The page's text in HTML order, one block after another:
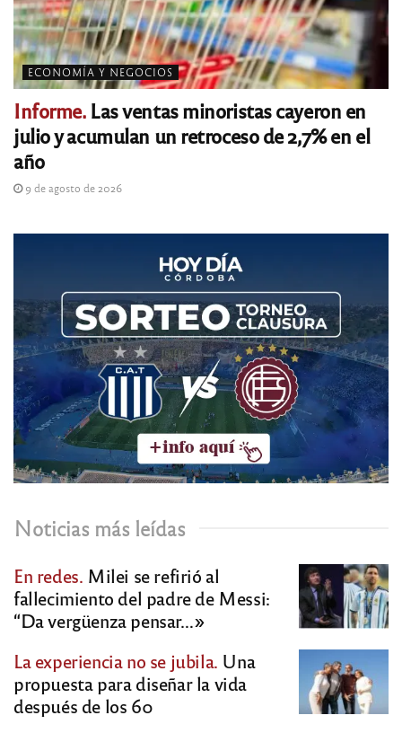
ECONOMÍA Y NEGOCIOS
Informe.Las ventas minoristas cayeron en
julio y acumulan un retroceso de 2,7% en el
año
9 de agosto de 2026
Noticias más leídas
En redes. Milei se refirió al
fallecimiento del padre de Messi:
“Da vergüenza pensar…»
La experiencia no se jubila. Una
propuesta para diseñar la vida
después de los 60